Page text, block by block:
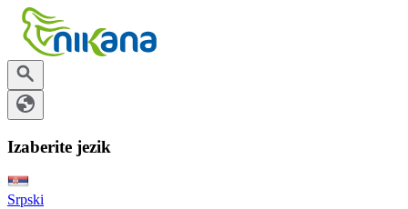
Izaberite jezik
Srpski